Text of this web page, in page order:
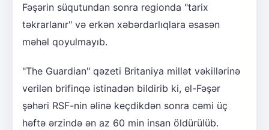
Fəşərin süqutundan sonra regionda "tarix
təkrarlanır" və erkən xəbərdarlıqlara əsasən
məhəl qoyulmayıb.
"The Guardian" qəzeti Britaniya millət vəkillərinə
verilən brifinqə istinadən bildirib ki, el-Fəşər
şəhəri RSF-nin əlinə keçdikdən sonra cəmi üç
həftə ərzində ən az 60 min insan öldürülüb.